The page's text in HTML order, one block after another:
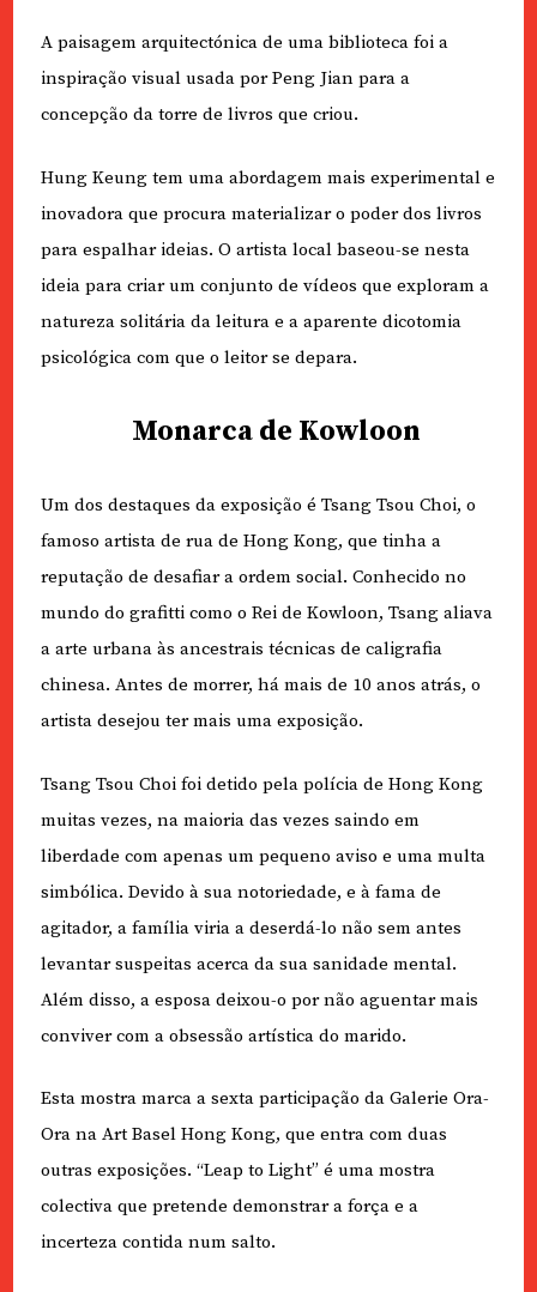
A paisagem arquitectónica de uma biblioteca foi a
inspiração visual usada por Peng Jian para a
concepção da torre de livros que criou.
Hung Keung tem uma abordagem mais experimental e
inovadora que procura materializar o poder dos livros
para espalhar ideias. O artista local baseou-se nesta
ideia para criar um conjunto de vídeos que exploram a
natureza solitária da leitura e a aparente dicotomia
psicológica com que o leitor se depara.
Monarca de Kowloon
Um dos destaques da exposição é Tsang Tsou Choi, o
famoso artista de rua de Hong Kong, que tinha a
reputação de desafiar a ordem social. Conhecido no
mundo do grafitti como o Rei de Kowloon, Tsang aliava
a arte urbana às ancestrais técnicas de caligrafia
chinesa. Antes de morrer, há mais de 10 anos atrás, o
artista desejou ter mais uma exposição.
Tsang Tsou Choi foi detido pela polícia de Hong Kong
muitas vezes, na maioria das vezes saindo em
liberdade com apenas um pequeno aviso e uma multa
simbólica. Devido à sua notoriedade, e à fama de
agitador, a família viria a deserdá-lo não sem antes
levantar suspeitas acerca da sua sanidade mental.
Além disso, a esposa deixou-o por não aguentar mais
conviver com a obsessão artística do marido.
Esta mostra marca a sexta participação da Galerie Ora-
Ora na Art Basel Hong Kong, que entra com duas
outras exposições. “Leap to Light” é uma mostra
colectiva que pretende demonstrar a força e a
incerteza contida num salto.